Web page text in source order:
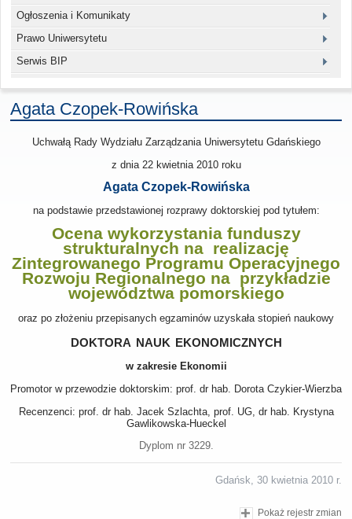
Ogłoszenia i Komunikaty
Prawo Uniwersytetu
Serwis BIP
Agata Czopek-Rowińska
Uchwałą Rady Wydziału Zarządzania Uniwersytetu Gdańskiego
z dnia 22 kwietnia 2010roku
Agata Czopek-Rowińska
na podstawie przedstawionej rozprawy doktorskiej pod tytułem:
Ocena wykorzystania funduszy
strukturalnych na realizację
Zintegrowanego Programu Operacyjnego
Rozwoju Regionalnego na przykładzie
województwa pomorskiego
oraz po złożeniu przepisanych egzaminów uzyskała stopień naukowy
doktora nauk ekonomicznych
w zakresie Ekonomii
Promotor w przewodzie doktorskim: prof. dr hab. Dorota Czykier-Wierzba
Recenzenci: prof. dr hab. Jacek Szlachta, prof. UG, dr hab. Krystyna
Gawlikowska-Hueckel
Dyplom nr 3229.
Gdańsk, 30 kwietnia 2010 r.
Pokaż rejestr zmian